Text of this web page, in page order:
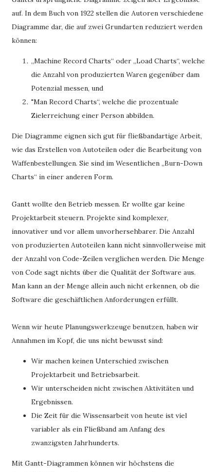
auf. In dem Buch von 1922 stellen die Autoren verschiedene
Diagramme dar, die auf zwei Grundarten reduziert werden
können:
„Machine Record Charts“ oder „Load Charts“, welche
die Anzahl von produzierten Waren gegenüber dam
Potenzial messen, und
"Man Record Charts“, welche die prozentuale
Zielerreichung einer Person abbilden.
Die Diagramme eignen sich gut für fließbandartige Arbeit,
wie das Erstellen von Autoteilen oder die Bearbeitung von
Waffenbestellungen. Sie sind im Wesentlichen „Burn-Down
Charts“ in einer anderen Form.
Gantt wollte den Betrieb messen. Er wollte gar keine
Projektarbeit steuern. Projekte sind komplexer,
innovativer und vor allem unvorhersehbarer. Die Anzahl
von produzierten Autoteilen kann nicht sinnvollerweise mit
der Anzahl von Code-Zeilen verglichen werden. Die Menge
von Code sagt nichts über die Qualität der Software aus.
Man kann an der Menge allein auch nicht erkennen, ob die
Software die geschäftlichen Anforderungen erfüllt.
Wenn wir heute Planungswerkzeuge benutzen, haben wir
Annahmen im Kopf, die uns nicht bewusst sind:
Wir machen keinen Unterschied zwischen
Projektarbeit und Betriebsarbeit.
Wir unterscheiden nicht zwischen Aktivitäten und
Ergebnissen.
Die Zeit für die Wissensarbeit von heute ist viel
variabler als ein Fließband am Anfang des
zwanzigsten Jahrhunderts.
Mit Gantt-Diagrammen können wir höchstens die